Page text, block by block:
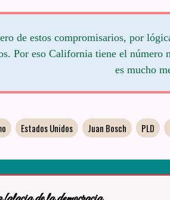
de estos compromisarios, por
Por eso California tiene el número
es mucho
Estados Unidos Juan Bosch PLD